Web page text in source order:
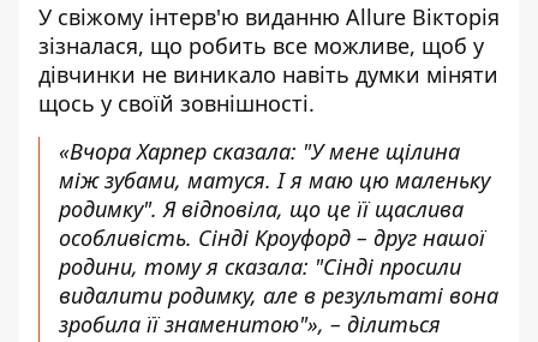
У свіжому інтерв'ю виданню Allure Вікторія
зізналася, що робить все можливе, щоб у
дівчинки не виникало навіть думки міняти
щось у своїй зовнішності.
«Вчора Харпер сказала: "У мене щілина
між зубами, матуся. І я маю цю маленьку
родимку". Я відповіла, що це її щаслива
особливість. Сінді Кроуфорд – друг нашої
родини, тому я сказала: "Сінді просили
видалити родимку, але в результаті вона
зробила її знаменитою"», – ділиться